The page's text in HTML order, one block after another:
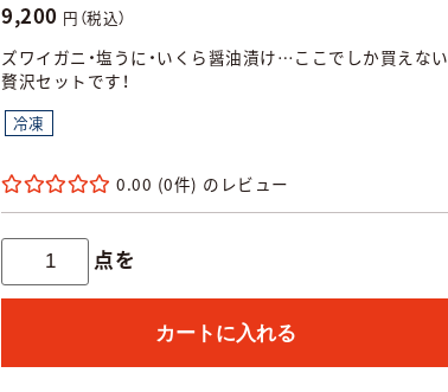
9,200 円（税込）
ズワイガニ・塩うに・いくら醤油漬け…ここでしか買えない
贅沢セットです！
冷凍
0.00 (0件)
点を
カートに入れる